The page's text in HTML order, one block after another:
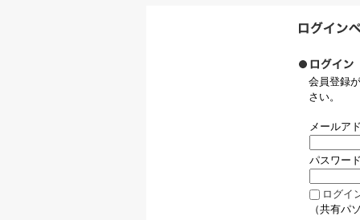
会員登録
さい。
メールア
パスワー
ログイ
（共有パ